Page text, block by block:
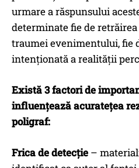
urmare a răspunsului
determinate fie de
traumei evenimentului, fie
intenționată a realității
Există 3 factori de
influențează acuratețea
poligraf:
Frica de detecție –